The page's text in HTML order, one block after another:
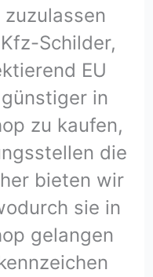
Schilder,
EU
in
zu kaufen,
die
bieten wir
sie in
gelangen